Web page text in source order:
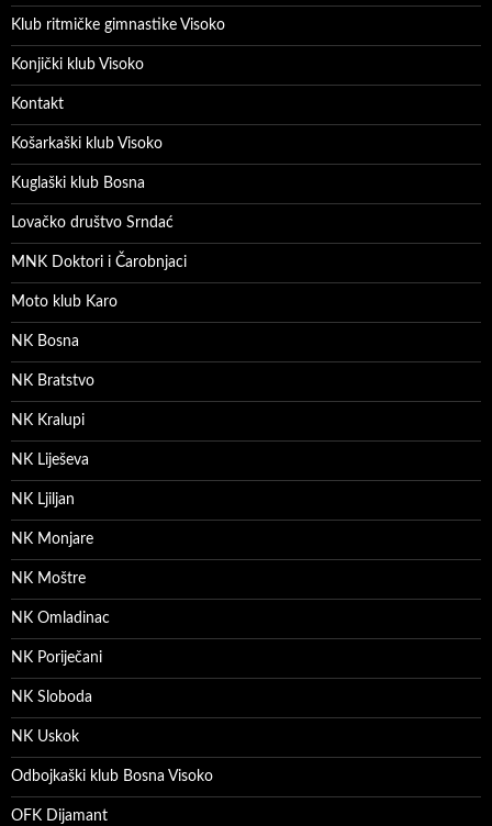
Klub ritmičke gimnastike Visoko
Konjički klub Visoko
Kontakt
Košarkaški klub Visoko
Kuglaški klub Bosna
Lovačko društvo Srndać
MNK Doktori i Čarobnjaci
Moto klub Karo
NK Bosna
NK Bratstvo
NK Kralupi
NK Liješeva
NK Ljiljan
NK Monjare
NK Moštre
NK Omladinac
NK Poriječani
NK Sloboda
NK Uskok
Odbojkaški klub Bosna Visoko
OFK Dijamant